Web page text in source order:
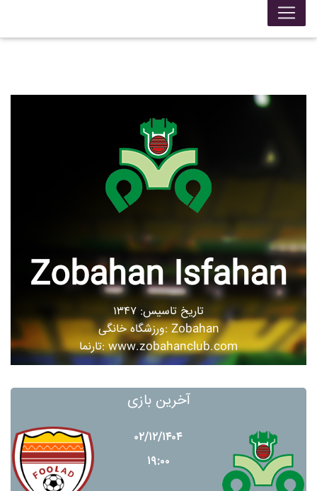
Zobahan Isfahan
تاریخ تاسیس: ۱۳۴۷
ورزشگاه خانگی: Zobahan
تارنما: www.zobahanclub.com
آخرین بازی
۰۲/۱۲/۱۴۰۴
۱۹:۰۰